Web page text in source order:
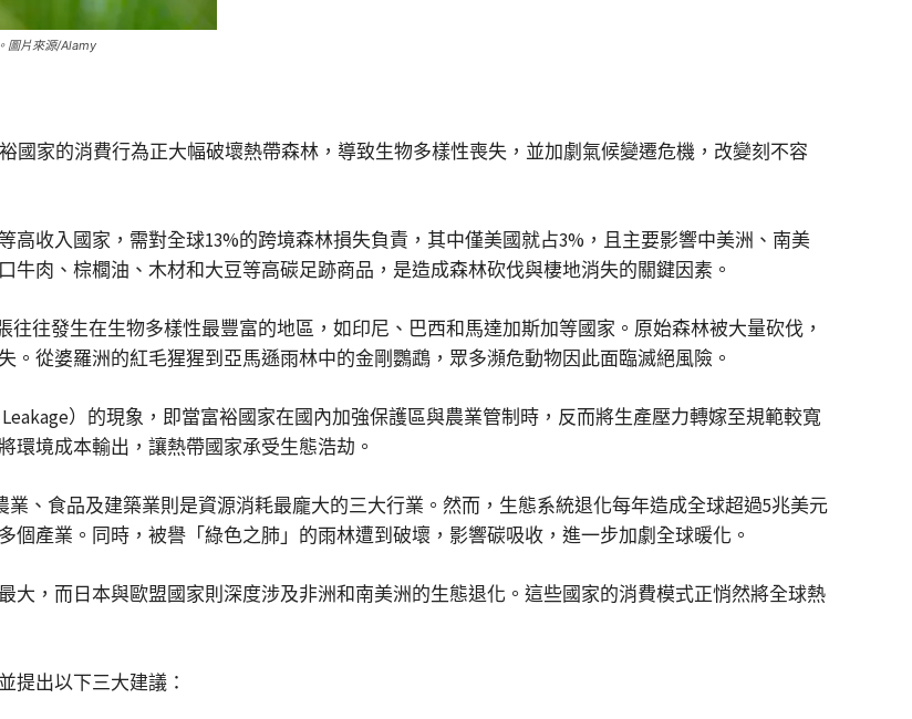
圖片來源/Alamy
國家的消費行為正大幅破壞熱帶森林，導致生物多樣性喪失，並加劇氣候變遷危機，改變刻不容
收入國家，需對全球13%的跨境森林損失負責，其中僅美國就占3%，且主要影響中美洲、南美
肉、棕櫚油、木材和大豆等高碳足跡商品，是造成森林砍伐與棲地消失的關鍵因素。
往發生在生物多樣性最豐富的地區，如印尼、巴西和馬達加斯加等國家。原始森林被大量砍伐，
從婆羅洲的紅毛猩猩到亞馬遜雨林中的金剛鸚鵡，眾多瀕危動物因此面臨滅絕風險。
）的現象，即當富裕國家在國內加強保護區與農業管制時，反而將生產壓力轉嫁至規範較寬
環境成本輸出，讓熱帶國家承受生態浩劫。
、食品及建築業則是資源消耗最龐大的三大行業。然而，生態系統退化每年造成全球超過5兆美元
產業。同時，被譽「綠色之肺」的雨林遭到破壞，影響碳吸收，進一步加劇全球暖化。
大，而日本與歐盟國家則深度涉及非洲和南美洲的生態退化。這些國家的消費模式正悄然將全球熱
提出以下三大建議：